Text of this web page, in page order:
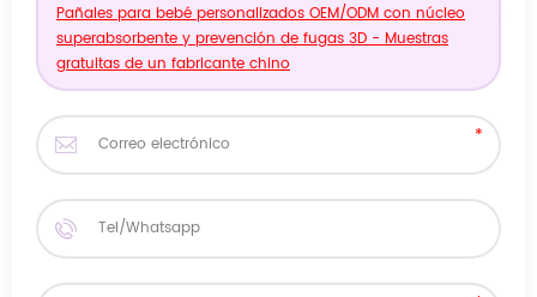
Pañales para bebé personalizados OEM/ODM con núcleo
superabsorbente y prevención de fugas 3D - Muestras
gratuitas de un fabricante chino